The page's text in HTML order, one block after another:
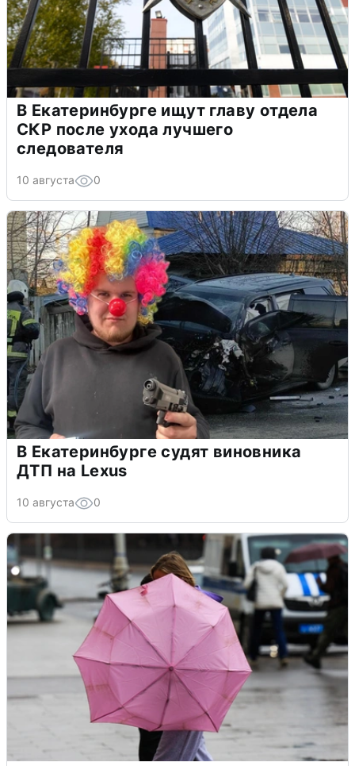
В Екатеринбурге ищут главу отдела
СКР после ухода лучшего
следователя
10 августа 0
В Екатеринбурге судят виновника
ДТП на Lexus
10 августа 0